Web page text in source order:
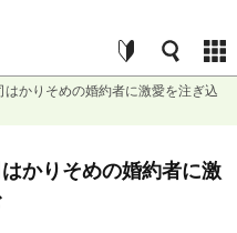
はかりそめの婚約者に激愛を注ぎ込
かりそめの婚約者に激